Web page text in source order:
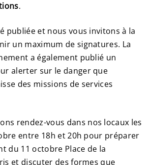
.
publiée et nous vous invitons à la
un maximum de signatures. La
a également publié un
alerter sur le danger que
des missions de services
rendez-vous dans nos locaux les
entre 18h et 20h pour préparer
du 11 octobre Place de la
et discuter des formes que